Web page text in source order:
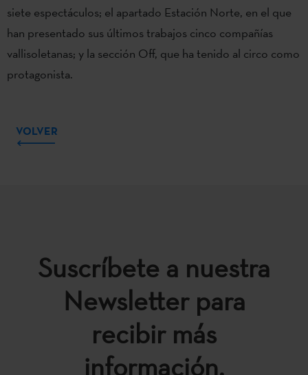
siete espectáculos; el apartado Estación Norte, en el que
han presentado sus últimos trabajos cinco compañías
vallisoletanas; y la sección Off, que ha tenido al circo como
protagonista.
VOLVER
Suscríbete a nuestra
Newsletter para
recibir más
información.